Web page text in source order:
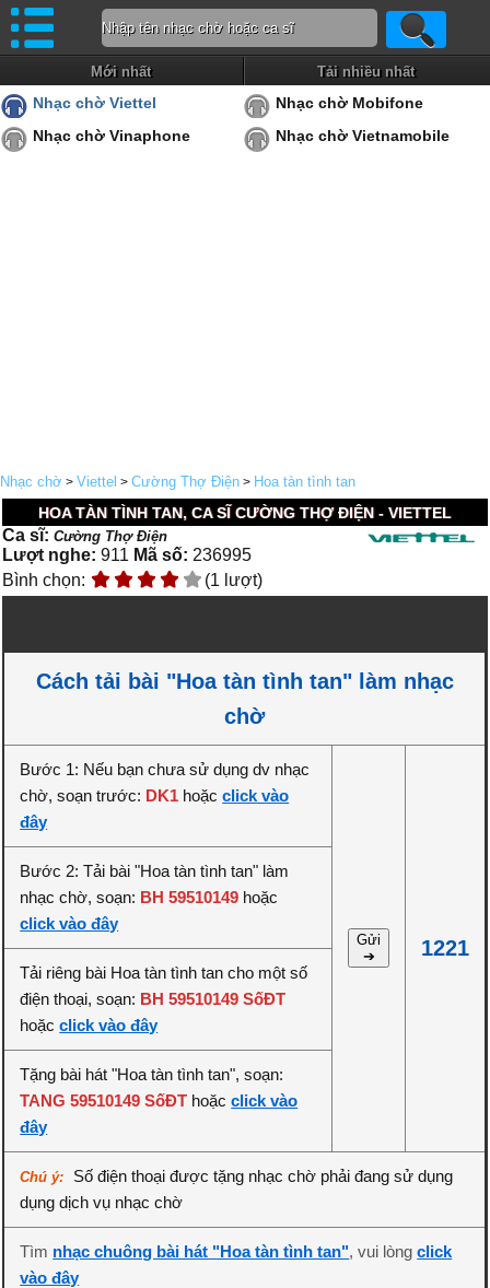
Mới nhất Tải nhiều nhất
Nhạc chờ Viettel
Nhạc chờ Mobifone
Nhạc chờ Vinaphone
Nhạc chờ Vietnamobile
Nhạc chờ > Viettel > Cường Thợ Điện > Hoa tàn tình tan
HOA TÀN TÌNH TAN, CA SĨ CƯỜNG THỢ ĐIỆN - VIETTEL
Ca sĩ:Cường Thợ Điện
Lượt nghe: 911 Mã số: 236995
Bình chọn:
(1 lượt)
Cách tải bài "Hoa tàn tình tan" làm nhạc
chờ
Bước 1: Nếu bạn chưa sử dụng dv nhạc
chờ, soạn trước: DK1 hoặcclick vào
đây
Gửi
➔
1221
Bước 2: Tải bài "Hoa tàn tình tan" làm
nhạc chờ, soạn: BH 59510149 hoặc
click vào đây
Tải riêng bài Hoa tàn tình tan cho một số
điện thoại, soạn: BH 59510149 SốĐT
hoặcclick vào đây
Tặng bài hát "Hoa tàn tình tan", soạn:
TANG 59510149 SốĐT hoặcclick vào
đây
Chú ý:
Số điện thoại được tặng nhạc chờ phải đang sử dụng
dụng dịch vụ nhạc chờ
Tìm nhạc chuông bài hát "Hoa tàn tình tan", vui lòngclick
vào đây